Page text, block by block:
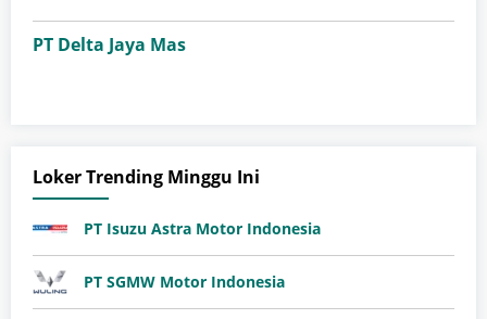
PT Delta Jaya Mas
Loker Trending Minggu Ini
PT Isuzu Astra Motor Indonesia
PT SGMW Motor Indonesia